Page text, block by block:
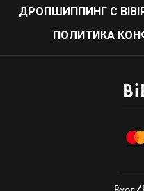
ДРОПШИППИНГ С
ПОЛИТИКА